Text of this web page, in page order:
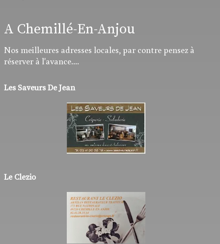
A Chemillé-En-Anjou
Nos meilleures adresses locales, par contre pensez à
réserver à l'avance....
Les Saveurs De Jean
Le Clezio